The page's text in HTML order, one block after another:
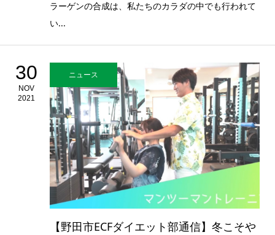
ラーゲンの合成は、私たちのカラダの中でも行われて
い...
30
NOV
2021
ニュース
【野田市ECFダイエット部通信】冬こそや